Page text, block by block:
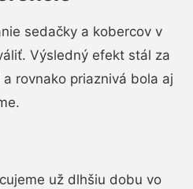
sedačky a kobercov v
Výsledný efekt stál za
rovnako priaznivá bola aj
už dlhšiu dobu vo